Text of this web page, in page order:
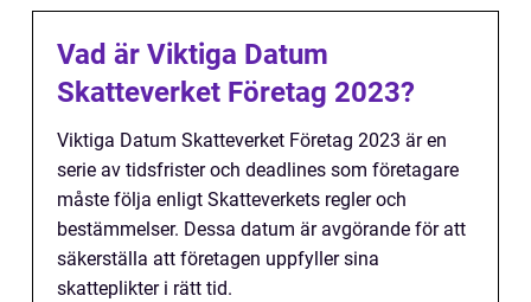
Vad är Viktiga Datum
Skatteverket Företag 2023?
Viktiga Datum Skatteverket Företag 2023 är en
serie av tidsfrister och deadlines som företagare
måste följa enligt Skatteverkets regler och
bestämmelser. Dessa datum är avgörande för att
säkerställa att företagen uppfyller sina
skatteplikter i rätt tid.